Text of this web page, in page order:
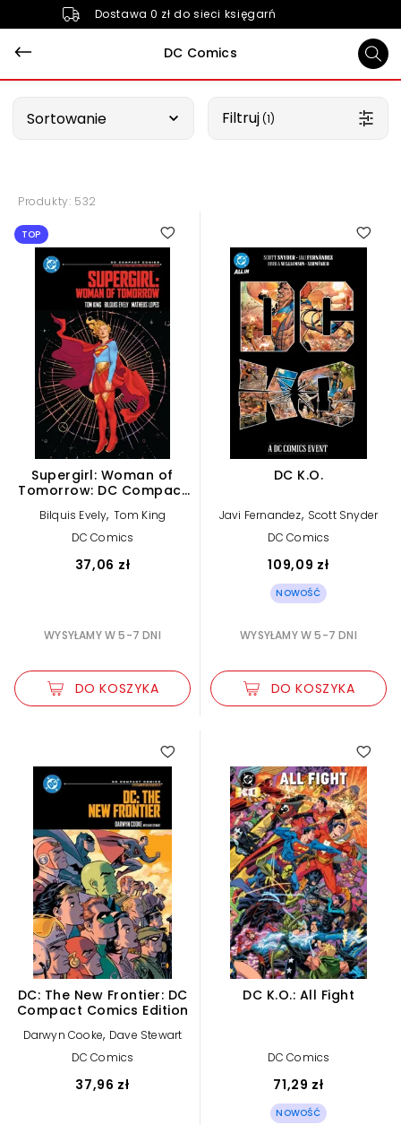
Dostawa 0 zł do sieci księgarń
DC Comics
Sortowanie Filtruj (1)
Produkty: 532
TOP
Supergirl: Woman of
Tomorrow: DC Compact
Bilquis Evely, Tom King
DC Comics
37,06 zł
WYSYŁAMY W 5-7 DNI
DO KOSZYKA
DC K.O.
Javi Fernandez, Scott Snyder
DC Comics
109,09 zł
NOWOŚĆ
WYSYŁAMY W 5-7 DNI
DO KOSZYKA
DC: The New Frontier: DC
Compact Comics Edition
Darwyn Cooke, Dave Stewart
DC Comics
37,96 zł
DC K.O.: All Fight
DC Comics
71,29 zł
NOWOŚĆ